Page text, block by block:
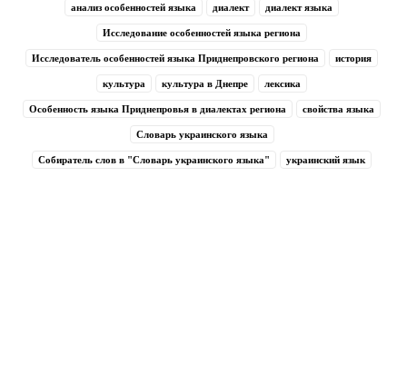
анализ особенностей языка диалект диалект языка
Исследование особенностей языка региона
Исследователь особенностей языка Приднепровского региона история
культура культура в Днепре лексика
Особенность языка Приднепровья в диалектах региона свойства языка
Словарь украинского языка
Собиратель слов в "Словарь украинского языка" украинский язык